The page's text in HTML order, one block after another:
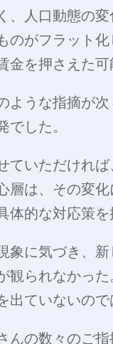
、人口動態の
のがフラット
金を押さえた可
ような指摘が
でした。
ていただけれ
層は、その変
体的な対応策を
象に気づき、
観られなかっ
出ていないの
んの数々のご